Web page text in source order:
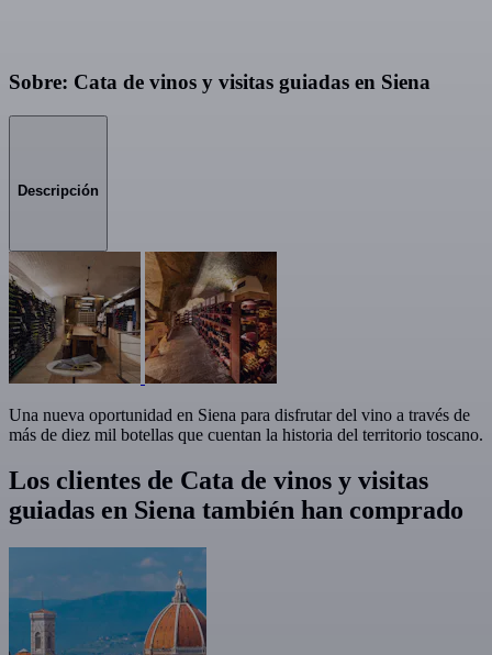
Sobre: Cata de vinos y visitas guiadas en Siena
Descripción
Una nueva oportunidad en Siena para disfrutar del vino a través de
más de diez mil botellas que cuentan la historia del territorio toscano.
Los clientes de Cata de vinos y visitas
guiadas en Siena también han comprado